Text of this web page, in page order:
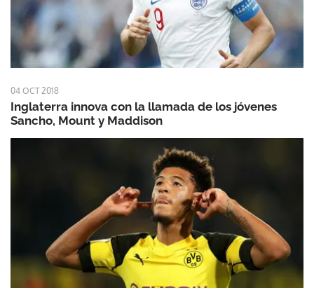
04 OCT 2018
Inglaterra innova con la llamada de los jóvenes
Sancho, Mount y Maddison